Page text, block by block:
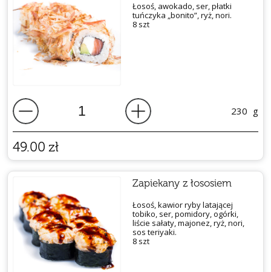
Łosoś, awokado, ser, płatki
tuńczyka „bonito”, ryż, nori.
8 szt
230 g
49.00 zł
Zapiekany z łososiem
Łosoś, kawior ryby latającej
tobiko, ser, pomidory, ogórki,
liście sałaty, majonez, ryż, nori,
sos teriyaki.
8 szt